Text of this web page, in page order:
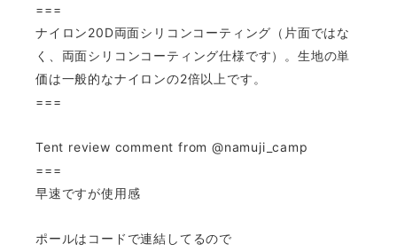
===
ナイロン20D両面シリコンコーティング（片面ではな
く、両面シリコンコーティング仕様です）。生地の単
価は一般的なナイロンの2倍以上です。
===
Tent review comment from@namuji_camp
===
早速ですが使用感
ポールはコードで連結してるので